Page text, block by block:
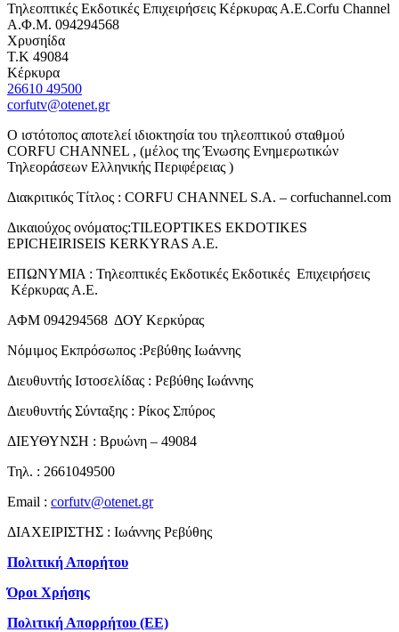
Τηλεοπτικές Εκδοτικές Επιχειρήσεις Κέρκυρας Α.Ε.Corfu Channel
Α.Φ.Μ. 094294568
Χρυσηίδα
Τ.Κ 49084
Κέρκυρα
26610 49500
corfutv@otenet.gr
Ο ιστότοπος αποτελεί ιδιοκτησία του τηλεοπτικού σταθμού
CORFU CHANNEL , (μέλος της Ένωσης Ενημερωτικών
Τηλεοράσεων Ελληνικής Περιφέρειας )
Διακριτικός Τίτλος : CORFU CHANNEL S.A. – corfuchannel.com
Δικαιούχος ονόματος:TILEOPTIKES EKDOTIKES
EPICHEIRISEIS KERKYRAS A.E.
ΕΠΩΝΥΜΙΑ : Τηλεοπτικές Εκδοτικές Εκδοτικές Επιχειρήσεις
Κέρκυρας Α.Ε.
ΑΦΜ 094294568 ΔΟΥ Κερκύρας
Νόμιμος Εκπρόσωπος :Ρεβύθης Ιωάννης
Διευθυντής Ιστοσελίδας : Ρεβύθης Ιωάννης
Διευθυντής Σύνταξης : Ρίκος Σπύρος
ΔΙΕΥΘΥΝΣΗ : Βρυώνη – 49084
Τηλ. : 2661049500
Email : corfutv@otenet.gr
ΔΙΑΧΕΙΡΙΣΤΗΣ : Ιωάννης Ρεβύθης
Πολιτική Απορήτου
Όροι Χρήσης
Πολιτική Απορρήτου (ΕΕ)